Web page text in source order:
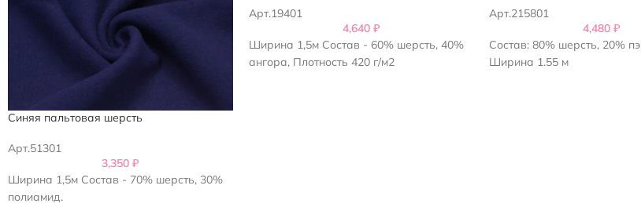
Синяя пальтовая шерсть
Арт.51301
3,350₽
Ширина 1,5м Состав - 70% шерсть, 30%
полиамид.
Арт.19401
4,640 ₽
Ширина 1,5м Состав - 60% шерсть, 40%
ангора, Плотность 420 г/м2
Арт.215801
4,480₽
Состав: 80% шерсть, 20% пэ
Ширина 1.55 м